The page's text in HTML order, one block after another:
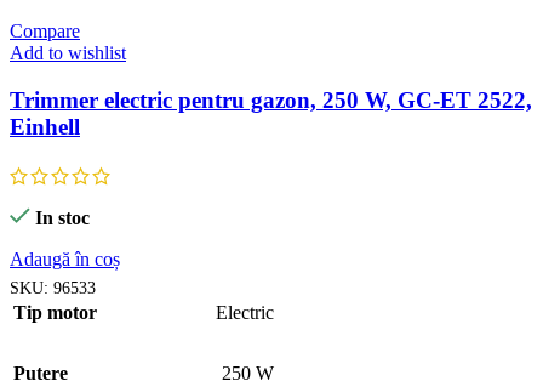
Compare
Add to wishlist
Trimmer electric pentru gazon, 250 W, GC-ET 2522,
Einhell
In stoc
Adaugă în coș
SKU: 96533
Tip motor Electric
Putere 250 W